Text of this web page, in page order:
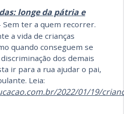
longe da pátria e
Sem ter a quem recorrer.
a vida de crianças
quando conseguem se
dos demais
ir para a rua ajudar o pai,
Leia:
2022/01/19/